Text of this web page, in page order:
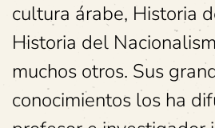
cultura árabe, Historia
Historia del
muchos otros. Sus
conocimientos los ha